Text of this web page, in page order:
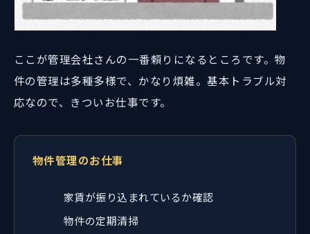
ここが管理会社さんの一番頼りになるところです。物
件の管理は多種多様で、かなり煩雑。基本トラブル対
応なので、きついお仕事です。
物件管理のお仕事
家賃が振り込まれているか確認
物件の定期清掃